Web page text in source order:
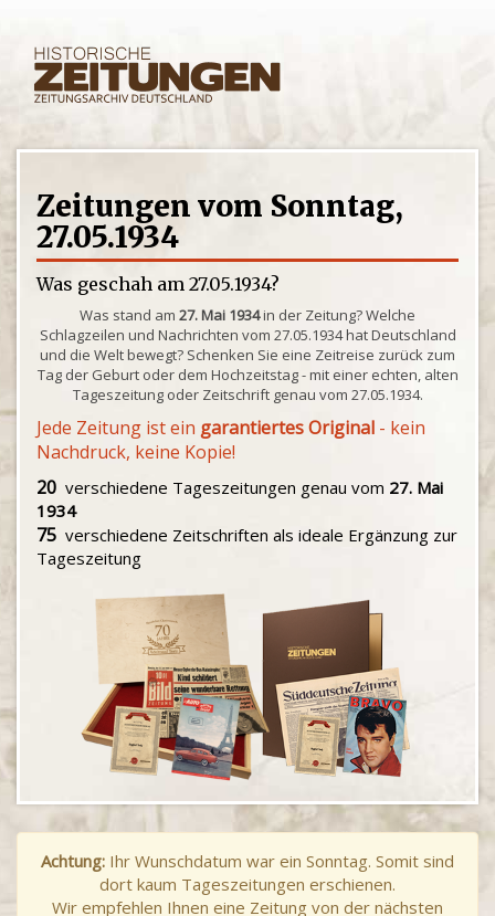
Zeitungen vom Sonntag,
27.05.1934
Was geschah am 27.05.1934?
Was stand am 27. Mai 1934in der Zeitung? Welche
Schlagzeilen und Nachrichten vom 27.05.1934 hat Deutschland
und die Welt bewegt? Schenken Sie eine Zeitreise zurück zum
Tag der Geburt oder dem Hochzeitstag - mit einer echten, alten
Tageszeitung oder Zeitschrift genau vom 27.05.1934.
Jede Zeitung ist ein garantiertes Original - kein
Nachdruck, keine Kopie!
20 verschiedene Tageszeitungen genau vom 27. Mai
1934
75 verschiedene Zeitschriften als ideale Ergänzung zur
Tageszeitung
Achtung: Ihr Wunschdatum war ein Sonntag. Somit sind
dort kaum Tageszeitungen erschienen.
Wir empfehlen Ihnen eine Zeitung von der nächsten